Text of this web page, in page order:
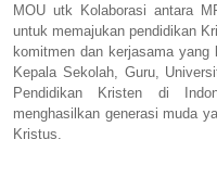
MOU utk Kolaborasi antara
untuk memajukan pendidikan
komitmen dan kerjasama yang
Kepala Sekolah, Guru,
Pendidikan Kristen di
menghasilkan generasi muda
Kristus.